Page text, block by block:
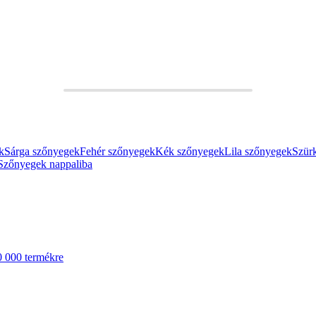
Sárga szőnyegekFehér szőnyegekKék szőnyegekLila szőnyegek
nappaliba
000 termékre